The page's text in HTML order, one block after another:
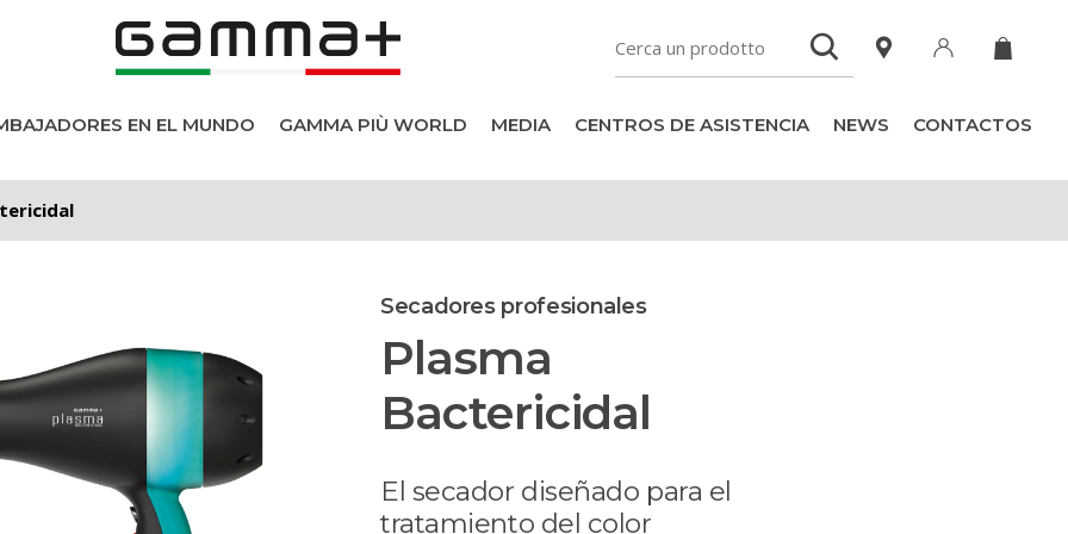
EN EL MUNDO GAMMA PIÙ WORLD MEDIA CENTROS DE ASISTENCIA NEWS CONTACTOS
Secadores profesionales
Plasma
Bactericidal
El secador diseñado para el
tratamiento del color